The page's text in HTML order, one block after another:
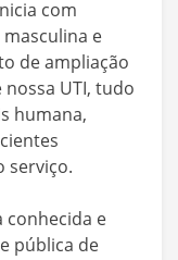
com
e
de ampliação
UTI, tudo
humana,
serviço.
conhecida e
pública de